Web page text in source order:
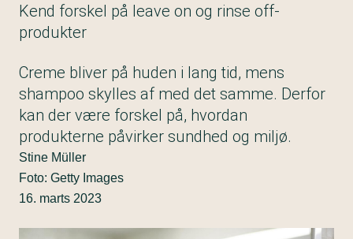
Kend forskel på leave on og rinse off-
produkter
Creme bliver på huden i lang tid, mens
shampoo skylles af med det samme. Derfor
kan der være forskel på, hvordan
produkterne påvirker sundhed og miljø.
Stine Müller
Foto: Getty Images
16. marts 2023